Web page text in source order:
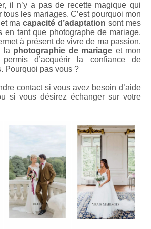
il n’y a pas de recette magique qui
les mariages. C’est pourquoi mon
et ma capacité d’adaptation sont mes
en tant que photographe de mariage.
à présent de vivre de ma passion.
la photographie de mariage et mon
permis d’acquérir la confiance de
Pourquoi pas vous ?
contact si vous avez besoin d’aide
si vous désirez échanger sur votre